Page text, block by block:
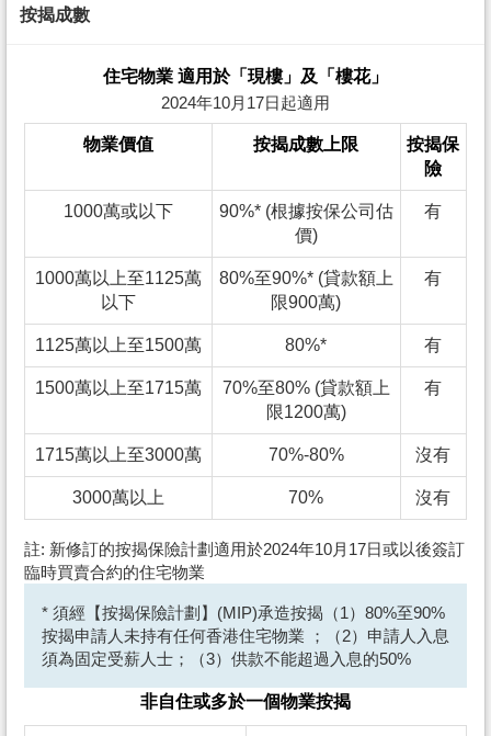
按揭成數
住宅物業 適用於「現樓」及「樓花」
2024年10月17日起適用
物業價值 按揭成數上限
按揭保
險
1000萬或以下
90%* (根據按保公司估
價)
有
1000萬以上至1125萬
以下
80%至90%* (貸款額上
限900萬)
有
1125萬以上至1500萬 80%* 有
1500萬以上至1715萬
70%至80% (貸款額上
限1200萬)
有
1715萬以上至3000萬 70%-80% 沒有
3000萬以上 70% 沒有
註: 新修訂的按揭保險計劃適用於2024年10月17日或以後簽訂
臨時買賣合約的住宅物業
* 須經【按揭保險計劃】(MIP)承造按揭（1）80%至90%
按揭申請人未持有任何香港住宅物業 ；（2）申請人入息
須為固定受薪人士；（3）供款不能超過入息的50%
非自住或多於一個物業按揭